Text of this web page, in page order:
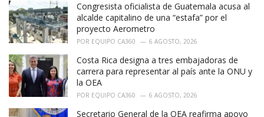
s
:
Congresista oficialista de Guatemala acusa al
alcalde capitalino de una “estafa” por el
proyecto Aerometro
POR EQUIPO CA360 6 AGOSTO, 2026
Costa Rica designa a tres embajadoras de
carrera para representar al país ante la ONU y
la OEA
POR EQUIPO CA360 6 AGOSTO, 2026
Secretario General de la OEA reafirma apoyo